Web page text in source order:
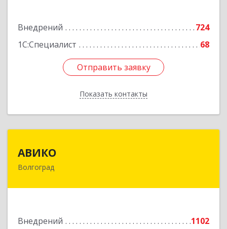
Внедрений
724
1С:Специалист
68
Отправить заявку
Показать контакты
Отправить заявку
Назад
АВИКО
Волгоград
Внедрений
1102
400065, Волгоградская обл, Волгоград г,